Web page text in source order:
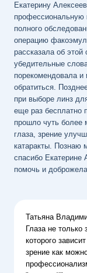
Екатерину
профессиональную
полного
операцию
рассказала об
убедительные
порекомендовала и
обратиться.
при выборе линз
еще раз бесплатно
прошло чуть более
глаза, зрение
катаракты. Познаю
спасибо Екатерине
помочь и
Татьяна
Глаза не
которого
зрение как